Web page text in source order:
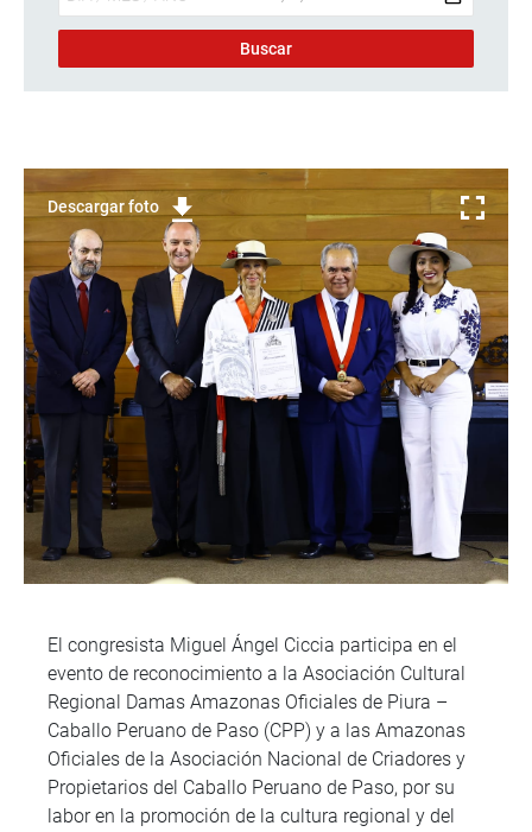
Descargar foto
El congresista Miguel Ángel Ciccia participa en el
evento de reconocimiento a la Asociación Cultural
Regional Damas Amazonas Oficiales de Piura –
Caballo Peruano de Paso (CPP) y a las Amazonas
Oficiales de la Asociación Nacional de Criadores y
Propietarios del Caballo Peruano de Paso, por su
labor en la promoción de la cultura regional y del